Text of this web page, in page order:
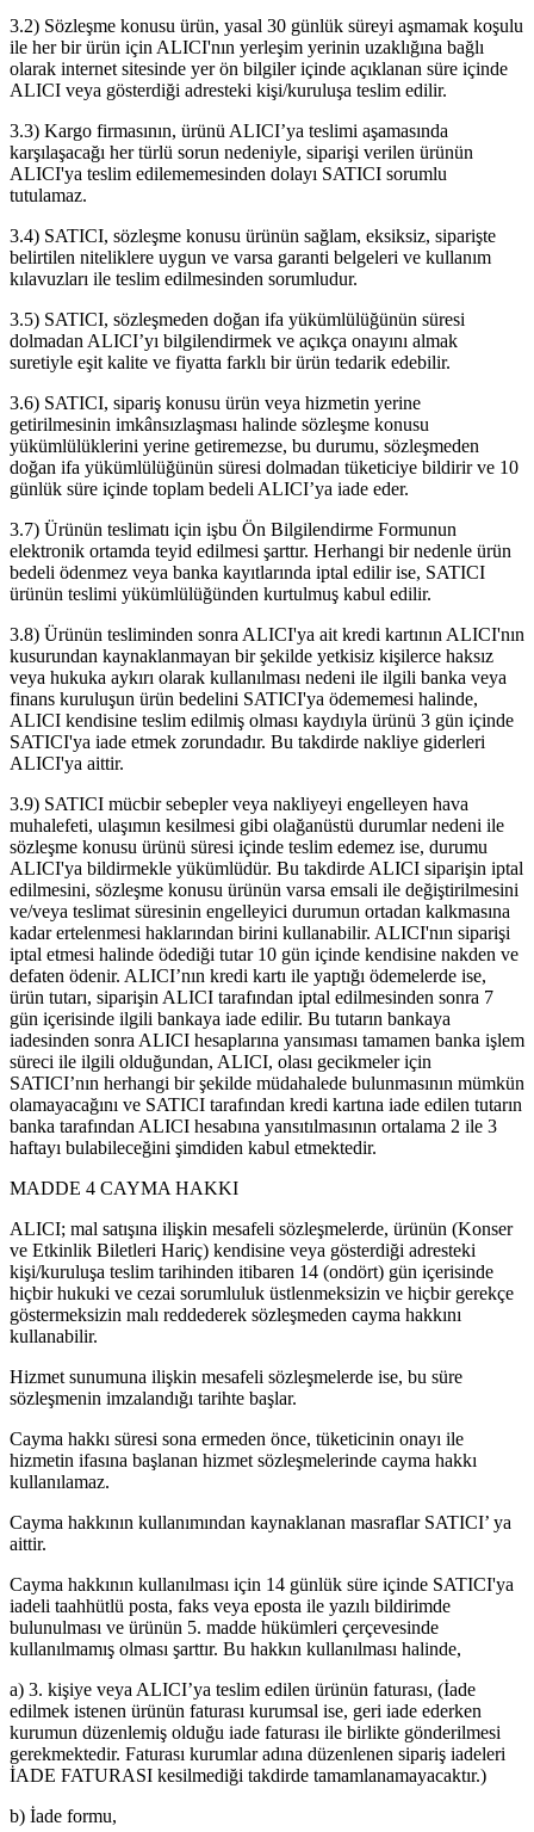
3.2) Sözleşme konusu ürün, yasal 30 günlük süreyi aşmamak koşulu
ile her bir ürün için ALICI'nın yerleşim yerinin uzaklığına bağlı
olarak internet sitesinde yer ön bilgiler içinde açıklanan süre içinde
ALICI veya gösterdiği adresteki kişi/kuruluşa teslim edilir.
3.3) Kargo firmasının, ürünü ALICI’ya teslimi aşamasında
karşılaşacağı her türlü sorun nedeniyle, siparişi verilen ürünün
ALICI'ya teslim edilememesinden dolayı SATICI sorumlu
tutulamaz.
3.4) SATICI, sözleşme konusu ürünün sağlam, eksiksiz, siparişte
belirtilen niteliklere uygun ve varsa garanti belgeleri ve kullanım
kılavuzları ile teslim edilmesinden sorumludur.
3.5) SATICI, sözleşmeden doğan ifa yükümlülüğünün süresi
dolmadan ALICI’yı bilgilendirmek ve açıkça onayını almak
suretiyle eşit kalite ve fiyatta farklı bir ürün tedarik edebilir.
3.6) SATICI, sipariş konusu ürün veya hizmetin yerine
getirilmesinin imkânsızlaşması halinde sözleşme konusu
yükümlülüklerini yerine getiremezse, bu durumu, sözleşmeden
doğan ifa yükümlülüğünün süresi dolmadan tüketiciye bildirir ve 10
günlük süre içinde toplam bedeli ALICI’ya iade eder.
3.7) Ürünün teslimatı için işbu Ön Bilgilendirme Formunun
elektronik ortamda teyid edilmesi şarttır. Herhangi bir nedenle ürün
bedeli ödenmez veya banka kayıtlarında iptal edilir ise, SATICI
ürünün teslimi yükümlülüğünden kurtulmuş kabul edilir.
3.8) Ürünün tesliminden sonra ALICI'ya ait kredi kartının ALICI'nın
kusurundan kaynaklanmayan bir şekilde yetkisiz kişilerce haksız
veya hukuka aykırı olarak kullanılması nedeni ile ilgili banka veya
finans kuruluşun ürün bedelini SATICI'ya ödememesi halinde,
ALICI kendisine teslim edilmiş olması kaydıyla ürünü 3 gün içinde
SATICI'ya iade etmek zorundadır. Bu takdirde nakliye giderleri
ALICI'ya aittir.
3.9) SATICI mücbir sebepler veya nakliyeyi engelleyen hava
muhalefeti, ulaşımın kesilmesi gibi olağanüstü durumlar nedeni ile
sözleşme konusu ürünü süresi içinde teslim edemez ise, durumu
ALICI'ya bildirmekle yükümlüdür. Bu takdirde ALICI siparişin iptal
edilmesini, sözleşme konusu ürünün varsa emsali ile değiştirilmesini
ve/veya teslimat süresinin engelleyici durumun ortadan kalkmasına
kadar ertelenmesi haklarından birini kullanabilir. ALICI'nın siparişi
iptal etmesi halinde ödediği tutar 10 gün içinde kendisine nakden ve
defaten ödenir. ALICI’nın kredi kartı ile yaptığı ödemelerde ise,
ürün tutarı, siparişin ALICI tarafından iptal edilmesinden sonra 7
gün içerisinde ilgili bankaya iade edilir. Bu tutarın bankaya
iadesinden sonra ALICI hesaplarına yansıması tamamen banka işlem
süreci ile ilgili olduğundan, ALICI, olası gecikmeler için
SATICI’nın herhangi bir şekilde müdahalede bulunmasının mümkün
olamayacağını ve SATICI tarafından kredi kartına iade edilen tutarın
banka tarafından ALICI hesabına yansıtılmasının ortalama 2 ile 3
haftayı bulabileceğini şimdiden kabul etmektedir.
MADDE 4 CAYMA HAKKI
ALICI; mal satışına ilişkin mesafeli sözleşmelerde, ürünün (Konser
ve Etkinlik Biletleri Hariç) kendisine veya gösterdiği adresteki
kişi/kuruluşa teslim tarihinden itibaren 14 (ondört) gün içerisinde
hiçbir hukuki ve cezai sorumluluk üstlenmeksizin ve hiçbir gerekçe
göstermeksizin malı reddederek sözleşmeden cayma hakkını
kullanabilir.
Hizmet sunumuna ilişkin mesafeli sözleşmelerde ise, bu süre
sözleşmenin imzalandığı tarihte başlar.
Cayma hakkı süresi sona ermeden önce, tüketicinin onayı ile
hizmetin ifasına başlanan hizmet sözleşmelerinde cayma hakkı
kullanılamaz.
Cayma hakkının kullanımından kaynaklanan masraflar SATICI’ ya
aittir.
Cayma hakkının kullanılması için 14 günlük süre içinde SATICI'ya
iadeli taahhütlü posta, faks veya eposta ile yazılı bildirimde
bulunulması ve ürünün 5. madde hükümleri çerçevesinde
kullanılmamış olması şarttır. Bu hakkın kullanılması halinde,
a) 3. kişiye veya ALICI’ya teslim edilen ürünün faturası, (İade
edilmek istenen ürünün faturası kurumsal ise, geri iade ederken
kurumun düzenlemiş olduğu iade faturası ile birlikte gönderilmesi
gerekmektedir. Faturası kurumlar adına düzenlenen sipariş iadeleri
İADE FATURASI kesilmediği takdirde tamamlanamayacaktır.)
b) İade formu,